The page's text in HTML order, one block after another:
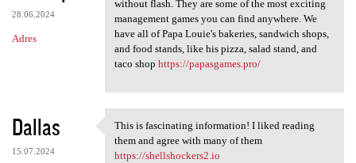
28.06.2024
Adres
without flash. They are some of the most exciting
management games you can find anywhere. We
have all of Papa Louie's bakeries, sandwich shops,
and food stands, like his pizza, salad stand, and
taco shop https://papasgames.pro/
Dallas
15.07.2024
This is fascinating
This is fascinating information! I liked reading
them and agree with many of them
https://shellshockers2.io